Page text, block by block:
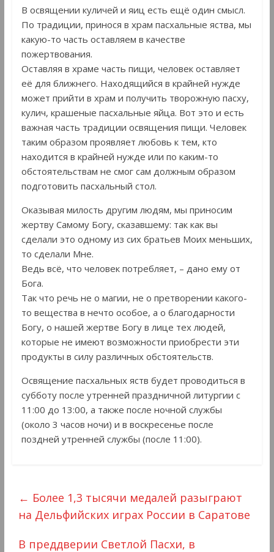
В освящении куличей и яиц есть ещё один смысл.
По традиции, принося в храм пасхальные яства, мы
какую-то часть оставляем в качестве
пожертвования.
Оставляя в храме часть пищи, человек оставляет
её для ближнего. Находящийся в крайней нужде
может прийти в храм и получить творожную пасху,
кулич, крашеные пасхальные яйца. Вот это и есть
важная часть традиции освящения пищи. Человек
таким образом проявляет любовь к тем, кто
находится в крайней нужде или по каким-то
обстоятельствам не смог сам должным образом
подготовить пасхальный стол.
Оказывая милость другим людям, мы приносим
жертву Самому Богу, сказавшему: так как вы
сделали это одному из сих братьев Моих меньших,
то сделали Мне.
Ведь всё, что человек потребляет, – дано ему от
Бога.
Так что речь не о магии, не о претворении какого-
то вещества в нечто особое, а о благодарности
Богу, о нашей жертве Богу в лице тех людей,
которые не имеют возможности приобрести эти
продукты в силу различных обстоятельств.
Освящение пасхальных яств будет проводиться в
субботу после утренней праздничной литургии с
11:00 до 13:00, а также после ночной службы
(около 3 часов ночи) и в воскресенье после
поздней утренней службы (после 11:00).
← Более 1,3 тысячи медалей разыграют
на Дельфийских играх России в Саратове
В преддверии Светлой Пасхи, в